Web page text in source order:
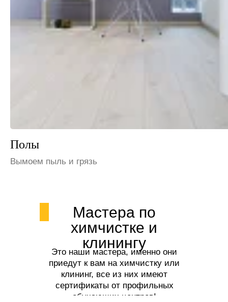
Шкафы и полки
Избавим от пыли
Мастера по
химчистке и
клинингу
Это наши мастера, именно они
приедут к вам на химчистку или
клининг, все из них имеют
сертификаты от профильных
обучающих центров!